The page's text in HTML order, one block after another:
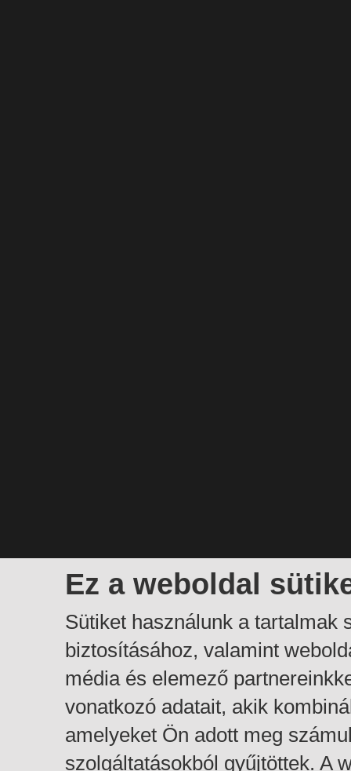
Ez a weboldal
Sütiket használunk a tartalmak
biztosításához, valamint
média és elemező
vonatkozó adatait, akik
amelyeket Ön adott meg
szolgáltatásokból gyűjtöttek. A